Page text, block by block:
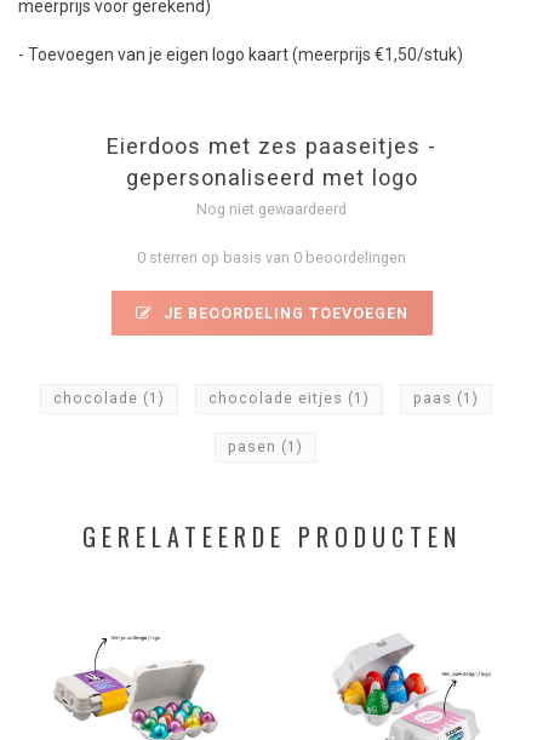
meerprijs voor gerekend)
- Toevoegen van je eigen logo kaart (meerprijs €1,50/stuk)
Eierdoos met zes paaseitjes -
gepersonaliseerd met logo
Nog niet gewaardeerd
0 sterren op basis van 0 beoordelingen
JE BEOORDELING TOEVOEGEN
chocolade (1) chocolade eitjes (1) paas (1)
pasen (1)
GERELATEERDE PRODUCTEN